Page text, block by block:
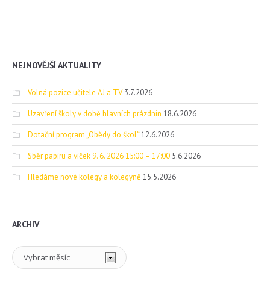
NEJNOVĚJŠÍ AKTUALITY
Volná pozice učitele AJ a TV 3.7.2026
Uzavření školy v době hlavních prázdnin 18.6.2026
Dotační program „Obědy do škol“12.6.2026
Sběr papíru a víček 9. 6. 2026 15:00 – 17:00 5.6.2026
Hledáme nové kolegy a kolegyně 15.5.2026
ARCHIV
Archiv